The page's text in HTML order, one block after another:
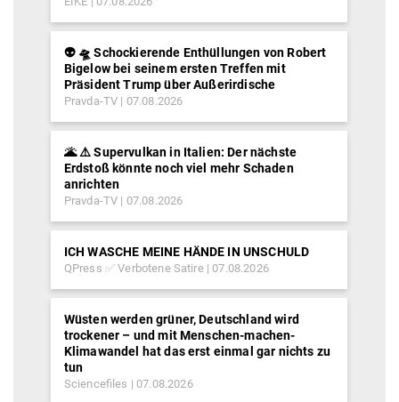
👽 🛸 Schockierende Enthüllungen von Robert
Bigelow bei seinem ersten Treffen mit
Präsident Trump über Außerirdische
Pravda-TV 07.08.2026
🌋 ⚠️ Supervulkan in Italien: Der nächste
Erdstoß könnte noch viel mehr Schaden
anrichten
Pravda-TV 07.08.2026
ICH WASCHE MEINE HÄNDE IN UNSCHULD
QPress ✅ Verbotene Satire 07.08.2026
Wüsten werden grüner, Deutschland wird
trockener – und mit Menschen-machen-
Klimawandel hat das erst einmal gar nichts zu
tun
Sciencefiles 07.08.2026